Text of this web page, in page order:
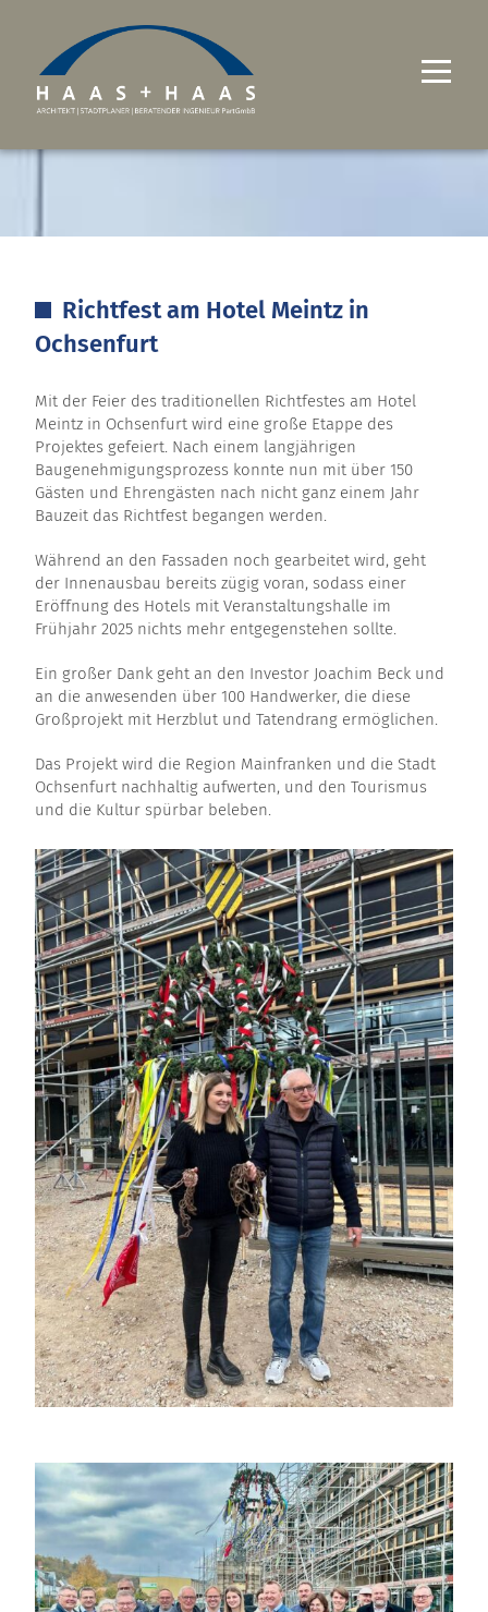
KARRIERE
Richtfest am Hotel Meintz in
Ochsenfurt
Mit der Feier des traditionellen Richtfestes am Hotel
Meintz in Ochsenfurt wird eine große Etappe des
Projektes gefeiert. Nach einem langjährigen
Baugenehmigungsprozess konnte nun mit über 150
Gästen und Ehrengästen nach nicht ganz einem Jahr
Bauzeit das Richtfest begangen werden.
Während an den Fassaden noch gearbeitet wird, geht
der Innenausbau bereits zügig voran, sodass einer
Eröffnung des Hotels mit Veranstaltungshalle im
Frühjahr 2025 nichts mehr entgegenstehen sollte.
Ein großer Dank geht an den Investor Joachim Beck und
an die anwesenden über 100 Handwerker, die diese
Großprojekt mit Herzblut und Tatendrang ermöglichen.
Das Projekt wird die Region Mainfranken und die Stadt
Ochsenfurt nachhaltig aufwerten, und den Tourismus
und die Kultur spürbar beleben.